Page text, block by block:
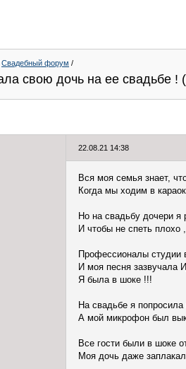
Свадебный форум /
свою дочь на ее свадьбе !
22.08.21 14:38
Вся моя семья знает,
Когда мы ходим в
Но на свадьбу дочери я
И чтобы не спеть плохо
Профессионалы студии
И моя песня
Я была в шоке !!!
На свадьбе я
А мой микрофон был
Все гости были в шоке
Моя дочь даже